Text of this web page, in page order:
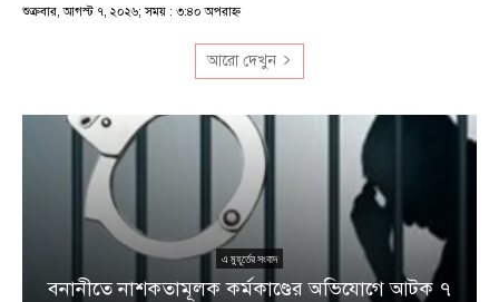
শুক্রবার, আগস্ট ৭, ২০২৬; সময় : ৩:৪০ অপরাহ্ণ
আরো দেখুন
এ মুহূর্তের সংবাদ
বনানীতে নাশকতামূলক কর্মকাণ্ডের অভিযোগে আটক ৭